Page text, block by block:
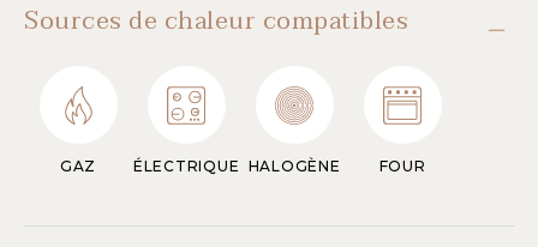
Sources de chaleur compatibles
GAZ ÉLECTRIQUE HALOGÈNE FOUR